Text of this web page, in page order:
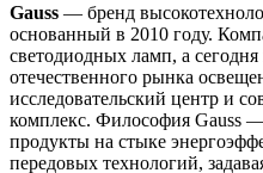
Gauss — бренд
основанный в 2010 году.
светодиодных ламп, а
отечественного рынка
исследовательский центр и
комплекс. Философия Gauss
продукты на стыке
передовых технологий,